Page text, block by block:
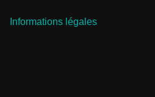
Informations légales